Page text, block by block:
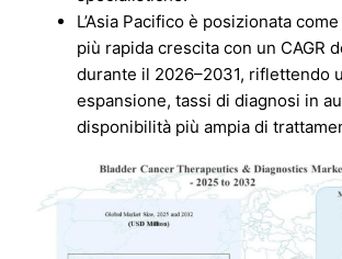
L’Asia Pacifico è posizionata
più rapida crescita con un CAGR
durante il 2026–2031, riflettendo
espansione, tassi di diagnosi in
disponibilità più ampia di